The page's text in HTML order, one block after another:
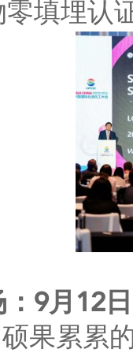
填埋认
9月12
果累累